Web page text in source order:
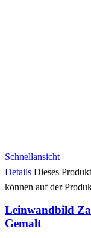
Schnellansicht
Details Dieses
können auf der
Leinwandbild
Gemalt